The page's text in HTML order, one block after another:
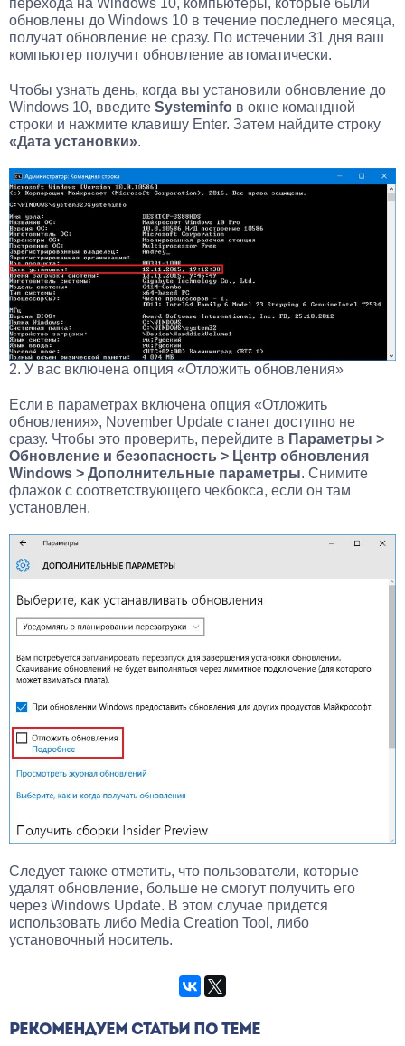
перехода на Windows 10, компьютеры, которые были
обновлены до Windows 10 в течение последнего месяца,
получат обновление не сразу. По истечении 31 дня ваш
компьютер получит обновление автоматически.
Чтобы узнать день, когда вы установили обновление до
Windows 10, введите Systeminfo в окне командной
строки и нажмите клавишу Enter. Затем найдите строку
«Дата установки».
2. У вас включена опция «Отложить обновления»
Если в параметрах включена опция «Отложить
обновления», November Update станет доступно не
сразу. Чтобы это проверить, перейдите в Параметры >
Обновление и безопасность > Центр обновления
Windows > Дополнительные параметры. Снимите
флажок с соответствующего чекбокса, если он там
установлен.
Следует также отметить, что пользователи, которые
удалят обновление, больше не смогут получить его
через Windows Update. В этом случае придется
использовать либо Media Creation Tool, либо
установочный носитель.
РЕКОМЕНДУЕМ СТАТЬИ ПО ТЕМЕ